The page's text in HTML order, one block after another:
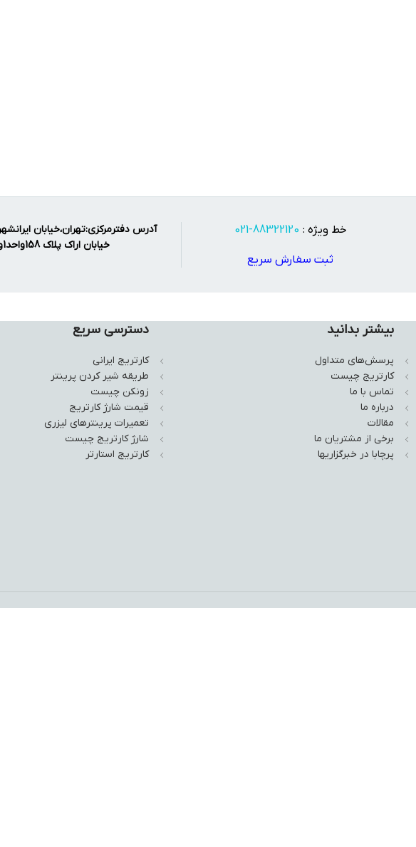
آدرس دفترمرکزی:تهران،خیابان
خیابان اراک پلاک 158واحد1و2
خط ویژه :
ثبت سفارش سریع
بیشتر بدانید
پرسش‌های متداول
کارتریج چیست
تماس با ما
درباره ما
مقالات
برخی از مشتریان ما
پرچابا در خبرگزاریها
دسترسی سریع
کارتریج ایرانی
طریقه شیر کردن پرینتر
زونکن چیست
قیمت شارژ کارتریج
تعمیرات پرینترهای لیزری
شارژ کارتریج چیست
کارتریج استارتر